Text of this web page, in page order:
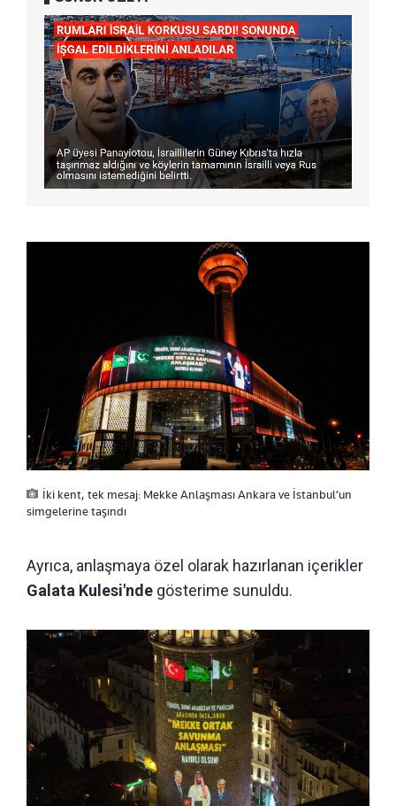
İki kent, tek mesaj: Mekke Anlaşması Ankara ve İstanbul’un
simgelerine taşındı
Ayrıca, anlaşmaya özel olarak hazırlanan içerikler
Galata Kulesi'nde gösterime sunuldu.